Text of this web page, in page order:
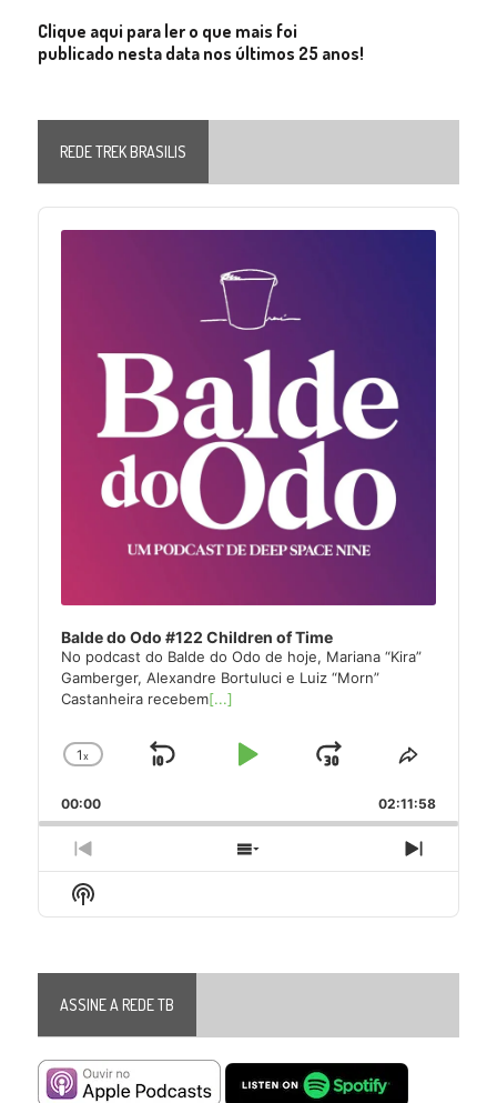
Clique aqui para ler o que mais foi
publicado nesta data nos últimos 25 anos!
REDE TREK BRASILIS
Audio
Player
Balde do Odo #122 Children of Time
No podcast do Balde do Odo de hoje, Mariana “Kira”
Gamberger, Alexandre Bortuluci e Luiz “Morn”
Castanheira recebem[...]
Change
Rate
1x
Skip
Play
Jump
Forward
Share
Episode
00:00 02:11:58
Previous
Episode
Show
Next
Show
Podcast
ASSINE A REDE TB